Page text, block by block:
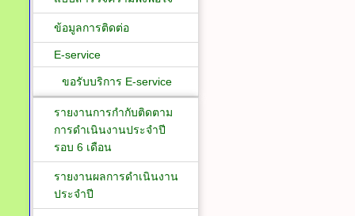
ข้อมูลการติดต่อ
E-service
ขอรับบริการ E-service
รายงานการกำกับติดตาม
การดำเนินงานประจำปี
รอบ 6 เดือน
รายงานผลการดำเนินงาน
ประจำปี